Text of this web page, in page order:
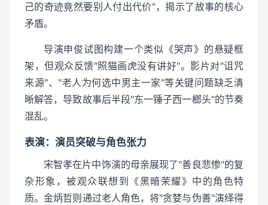
己的奇迹竟然要别人付出代价"，揭示了故事的核心
矛盾。
导演申俊试图构建一个类似《哭声》的悬疑框
架，但观众反馈"照猫画虎没有讲好"。影片对"诅咒
来源"、"老人为何选中男主一家"等关键问题缺乏清
晰解答，导致故事后半段"东一锤子西一榔头"的节奏
混乱。
表演：演员突破与角色张力
宋智孝在片中饰演的母亲展现了"善良悲惨"的复
杂形象，被观众联想到《黑暗荣耀》中的角色特
质。金炳哲则通过老人角色，将"贪婪与伪善"演绎得